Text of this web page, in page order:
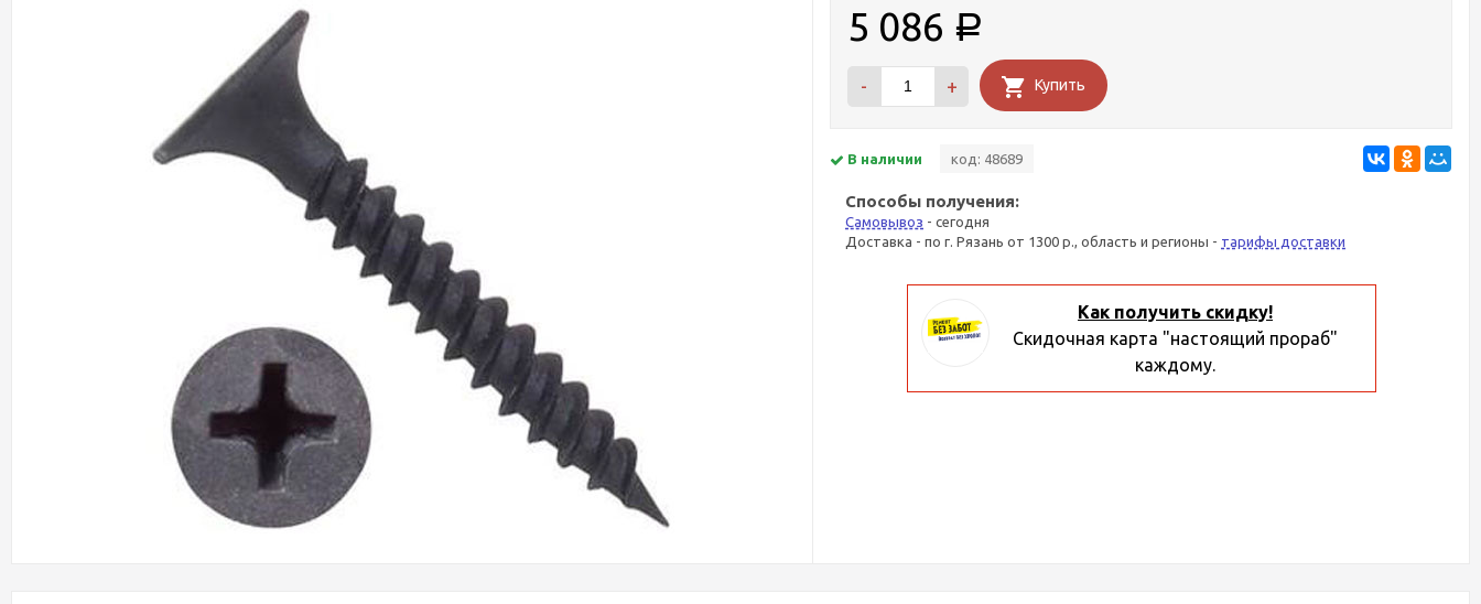
5 086 Р
- + Купить
В наличии код: 48689
Способы получения:
Самовывоз - сегодня
Доставка - по г. Рязань от 1300 р., область и регионы - тарифы доставки
Как получить скидку!
Скидочная карта "настоящий прораб"
каждому.